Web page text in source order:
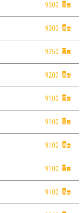
9300
9300
9250
9200
9100
9100
9100
9100
9100